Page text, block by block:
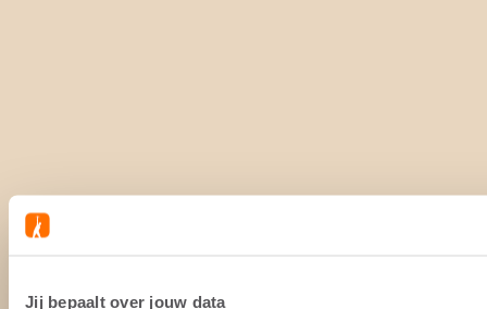
Jij bepaalt over jouw data